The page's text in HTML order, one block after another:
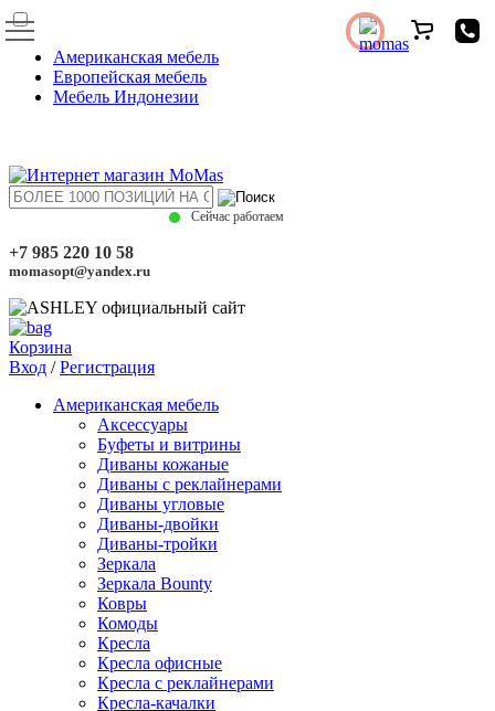
Американская мебель
Европейская мебель
Мебель Индонезии
Сейчас работаем
+7 985 220 10 58
momasopt@yandex.ru
Корзина
Вход /Регистрация
Американская мебель
Аксессуары
Буфеты и витрины
Диваны кожаные
Диваны с реклайнерами
Диваны угловые
Диваны-двойки
Диваны-тройки
Зеркала
Зеркала Bounty
Ковры
Комоды
Кресла
Кресла офисные
Кресла с реклайнерами
Кресла-качалки